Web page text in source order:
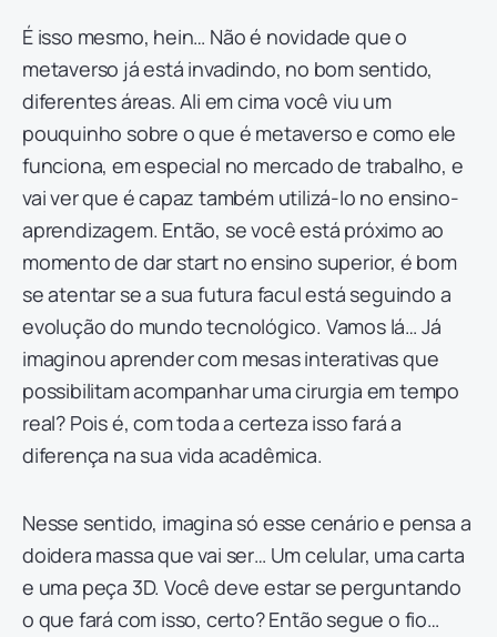
É isso mesmo, hein… Não é novidade que o
metaverso já está invadindo, no bom sentido,
diferentes áreas. Ali em cima você viu um
pouquinho sobre o que é metaverso e como ele
funciona, em especial no mercado de trabalho, e
vai ver que é capaz também utilizá-lo no ensino-
aprendizagem. Então, se você está próximo ao
momento de dar start no ensino superior, é bom
se atentar se a sua futura facul está seguindo a
evolução do mundo tecnológico. Vamos lá… Já
imaginou aprender com mesas interativas que
possibilitam acompanhar uma cirurgia em tempo
real? Pois é, com toda a certeza isso fará a
diferença na sua vida acadêmica.
Nesse sentido, imagina só esse cenário e pensa a
doidera massa que vai ser… Um celular, uma carta
e uma peça 3D. Você deve estar se perguntando
o que fará com isso, certo? Então segue o fio…